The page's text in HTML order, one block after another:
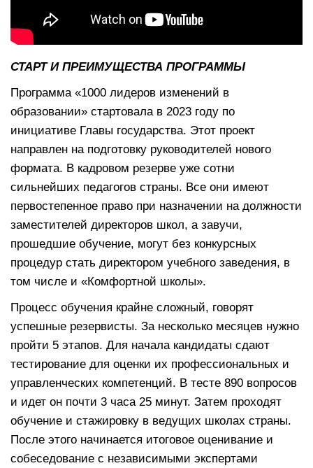
СТАРТ И ПРЕИМУЩЕСТВА ПРОГРАММЫ
Программа «1000 лидеров изменений в
образовании» стартовала в 2023 году по
инициативе Главы государства. Этот проект
направлен на подготовку руководителей нового
формата. В кадровом резерве уже сотни
сильнейших педагогов страны. Все они имеют
первостепенное право при назначении на должности
заместителей директоров школ, а завучи,
прошедшие обучение, могут без конкурсных
процедур стать директором учебного заведения, в
том числе и «Комфортной школы».
Процесс обучения крайне сложный, говорят
успешные резервисты. За несколько месяцев нужно
пройти 5 этапов. Для начала кандидаты сдают
тестирование для оценки их профессиональных и
управленческих компетенций. В тесте 890 вопросов
и идет он почти 3 часа 25 минут. Затем проходят
обучение и стажировку в ведущих школах страны.
После этого начинается итоговое оценивание и
собеседование с независимыми экспертами